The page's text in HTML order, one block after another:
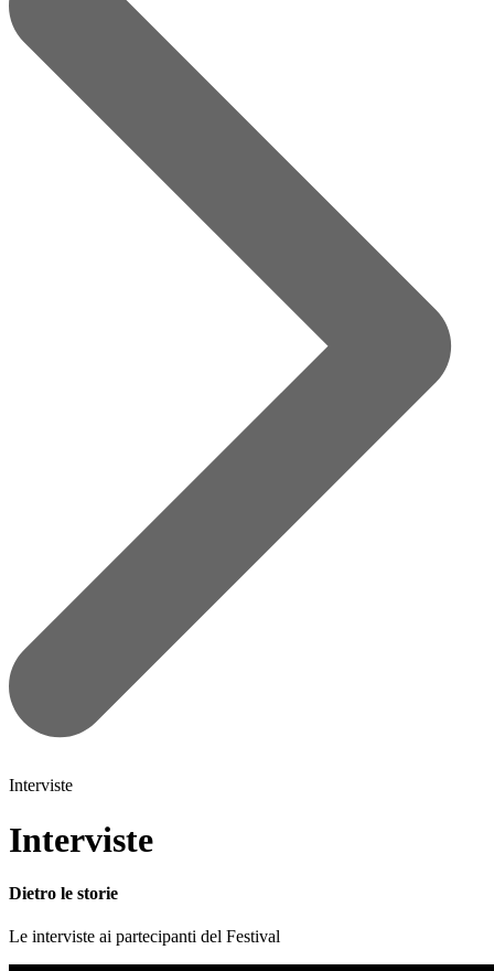
Interviste
Interviste
Dietro le storie
Le interviste ai partecipanti del Festival